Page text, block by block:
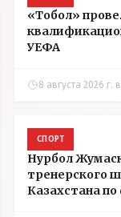
«Тобол»
УЕФА
8 августа 2026 г.
СПОРТ
Нурбол
тренерского
Казахстана